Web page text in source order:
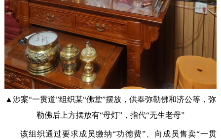
▲涉案“一贯道”组织某“佛堂”摆放，供奉弥勒佛和济公等，弥
勒佛后上方摆放有“母灯”，指代“无生老母”
该组织通过要求成员缴纳“功德费”、向成员售卖“一贯